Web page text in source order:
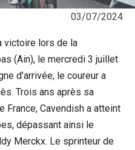
03/07/2024
victoire lors de la
(Ain), le mercredi 3 juillet
d’arrivée, le coureur a
Trois ans après sa
France, Cavendish a atteint
dépassant ainsi le
Merckx. Le sprinteur de